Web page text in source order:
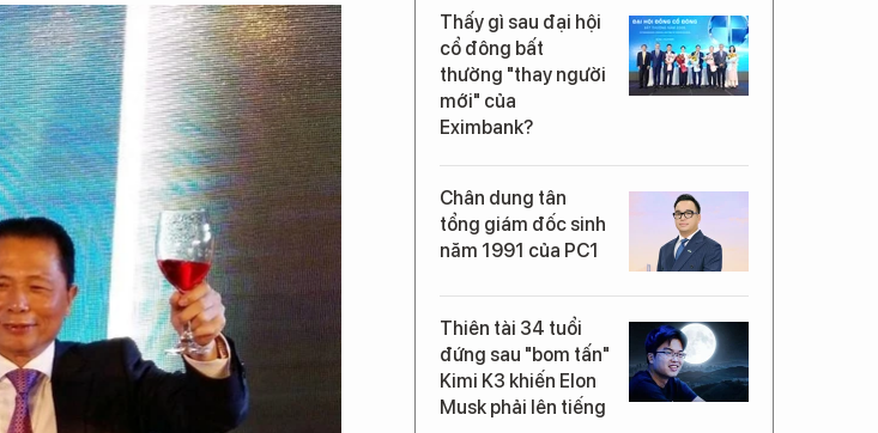
Thấy gì sau đại hội
cổ đông bất
thường "thay người
mới" của
Eximbank?
Chân dung tân
tổng giám đốc sinh
năm 1991 của PC1
Thiên tài 34 tuổi
đứng sau "bom tấn"
Kimi K3 khiến Elon
Musk phải lên tiếng